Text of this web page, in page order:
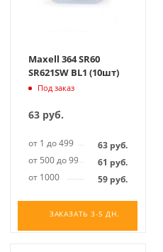
Maxell 364 SR60
SR621SW BL1 (10шт)
Под заказ
63руб.
от 1 до 499 63 руб.
от 500 до 999
61 руб.
от 1000
59 руб.
ЗАКАЗАТЬ 3-5 ДН.